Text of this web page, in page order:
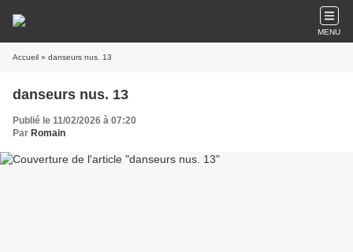
MENU
Accueil » danseurs nus. 13
danseurs nus. 13
Publié le 11/02/2026 à 07:20
Par Romain